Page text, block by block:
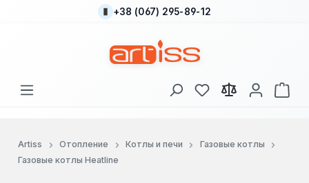
Перейти к основному содержанию
+38 (067) 295-89-12
У вас есть товары
В
Artiss Отопление Котлы и печи
Газовые котлы
Газовые котлы Heatline